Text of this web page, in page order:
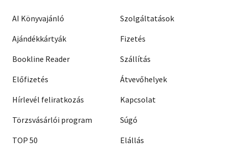
AI Könyvajánló
Ajándékkártyák
Bookline Reader
Előfizetés
Hírlevél feliratkozás
Törzsvásárlói program
TOP 50
Szolgáltatások
Fizetés
Szállítás
Átvevőhelyek
Kapcsolat
Súgó
Elállás